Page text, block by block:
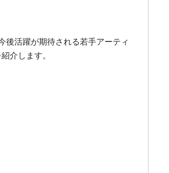
後活躍が期待される若手アーティ
介します。